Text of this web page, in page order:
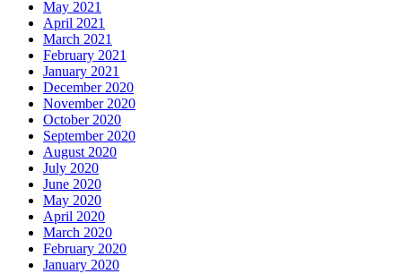
May 2021
April 2021
March 2021
February 2021
January 2021
December 2020
November 2020
October 2020
September 2020
August 2020
July 2020
June 2020
May 2020
April 2020
March 2020
February 2020
January 2020